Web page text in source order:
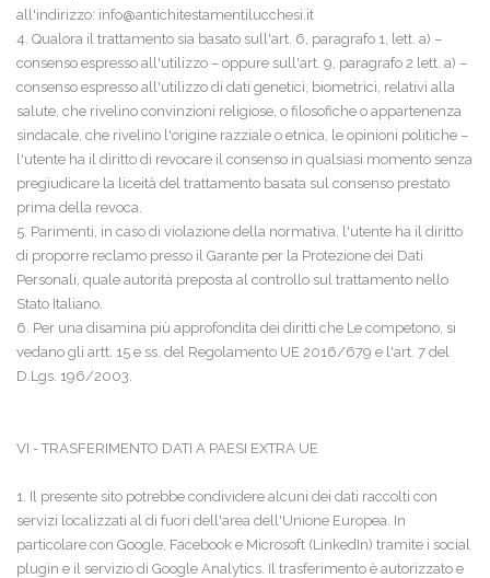
all'indirizzo: info@antichitestamentilucchesi.it
4. Qualora il trattamento sia basato sull'art. 6, paragrafo 1, lett. a) –
consenso espresso all'utilizzo – oppure sull'art. 9, paragrafo 2 lett. a) –
consenso espresso all'utilizzo di dati genetici, biometrici, relativi alla
salute, che rivelino convinzioni religiose, o filosofiche o appartenenza
sindacale, che rivelino l'origine razziale o etnica, le opinioni politiche –
l'utente ha il diritto di revocare il consenso in qualsiasi momento senza
pregiudicare la liceità del trattamento basata sul consenso prestato
prima della revoca.
5. Parimenti, in caso di violazione della normativa, l'utente ha il diritto
di proporre reclamo presso il Garante per la Protezione dei Dati
Personali, quale autorità preposta al controllo sul trattamento nello
Stato Italiano.
6. Per una disamina più approfondita dei diritti che Le competono, si
vedano gli artt. 15 e ss. del Regolamento UE 2016/679 e l'art. 7 del
D.Lgs. 196/2003.
VI - TRASFERIMENTO DATI A PAESI EXTRA UE
1. Il presente sito potrebbe condividere alcuni dei dati raccolti con
servizi localizzati al di fuori dell'area dell'Unione Europea. In
particolare con Google, Facebook e Microsoft (LinkedIn) tramite i social
plugin e il servizio di Google Analytics. Il trasferimento è autorizzato e